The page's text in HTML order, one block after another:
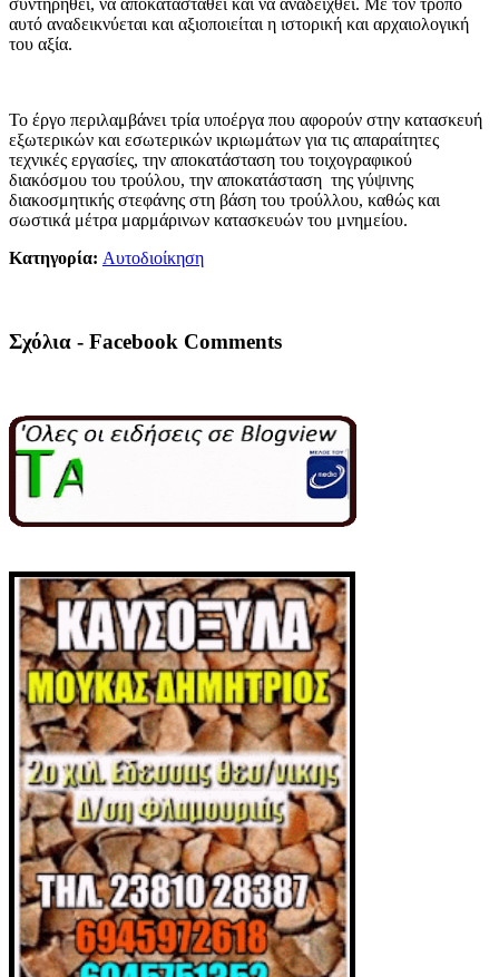
συντηρηθεί, να αποκατασταθεί και να αναδειχθεί. Με τον τρόπο
αυτό αναδεικνύεται και αξιοποιείται η ιστορική και αρχαιολογική
του αξία.
Το έργο περιλαμβάνει τρία υποέργα που αφορούν στην κατασκευή
εξωτερικών και εσωτερικών ικριωμάτων για τις απαραίτητες
τεχνικές εργασίες, την αποκατάσταση του τοιχογραφικού
διακόσμου του τρούλου, την αποκατάσταση της γύψινης
διακοσμητικής στεφάνης στη βάση του τρούλλου, καθώς και
σωστικά μέτρα μαρμάρινων κατασκευών του μνημείου.
Κατηγορία: Αυτοδιοίκηση
Σχόλια - Facebook Comments